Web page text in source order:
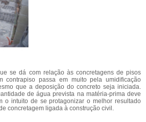
se dá com relação às concretagens de pisos
contrapiso passa em muito pela umidificação
que a deposição do concreto seja iniciada.
de água prevista na matéria-prima deve
o intuito de se protagonizar o melhor resultado
concretagem ligada à construção civil.